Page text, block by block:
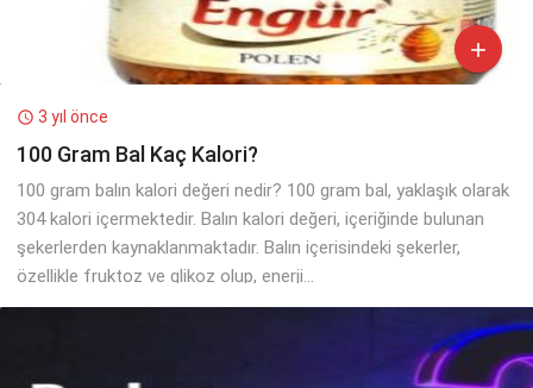

 3 yıl önce
100 Gram Bal Kaç Kalori?
100 gram balın kalori değeri nedir? 100 gram bal, yaklaşık olarak
304 kalori içermektedir. Balın kalori değeri, içeriğinde bulunan
şekerlerden kaynaklanmaktadır. Balın içerisindeki şekerler,
özellikle fruktoz ve glikoz olup, enerji...